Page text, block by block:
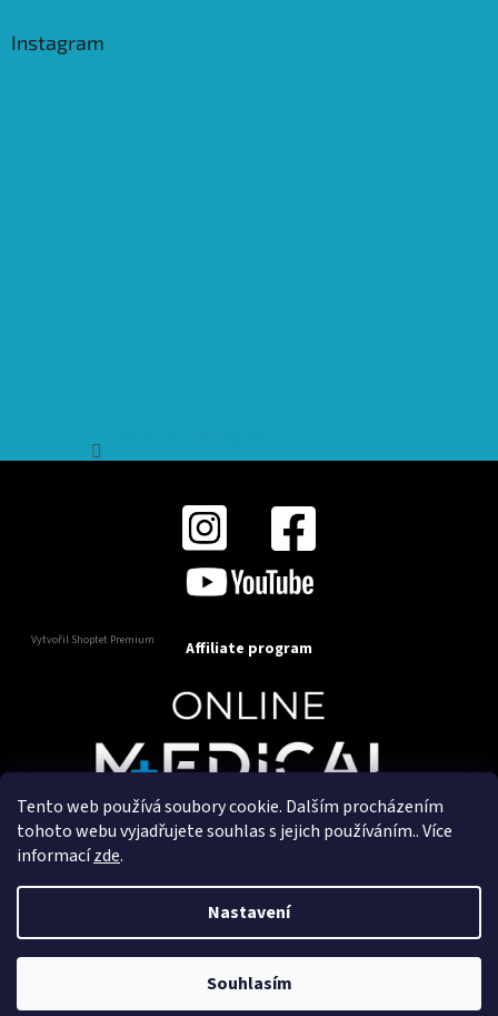
Tento web používá soubory cookie. Dalším procházením
tohoto webu vyjadřujete souhlas s jejich používáním.. Více
informacízde.
Nastavení
Souhlasím
Instagram
Vytvořil Shoptet Premium Affiliate program
Copyright 2025OnlineMedical.cz. Všechna práva
Vytvořil a marketingově zajišťuje